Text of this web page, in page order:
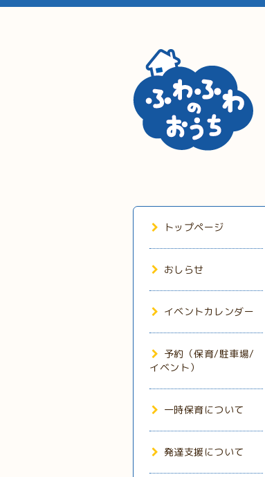
トップページ
おしらせ
イベントカレンダー
予約（保育/駐車場/
イベント）
一時保育について
発達支援について